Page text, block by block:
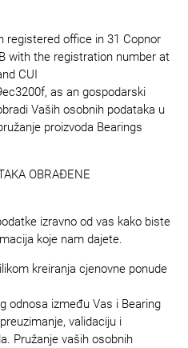
registered office in 31 Copnor
with the registration number at
CUI
as an gospodarski
Vaših osobnih podataka u
proizvoda Bearings
OBRAĐENE
izravno od vas kako biste
koje nam dajete.
kreiranja cjenovne ponude
odnosa između Vas i Bearing
validaciju i
Pružanje vaših osobnih